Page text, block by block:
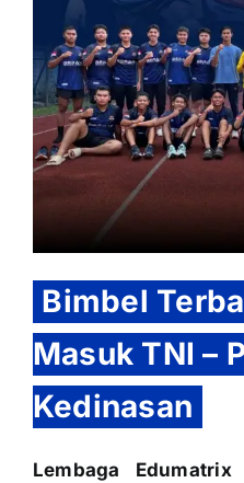
Bimbel
Masuk TNI –
Kedinasan
Lembaga Edumatrix